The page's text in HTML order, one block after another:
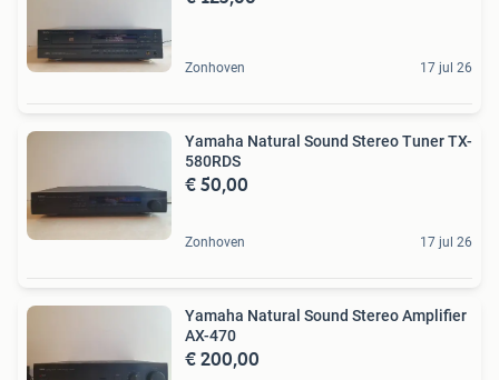
Zonhoven 17 jul 26
Yamaha Natural Sound Stereo Tuner TX-
580RDS
€ 50,00
Zonhoven 17 jul 26
Yamaha Natural Sound Stereo Amplifier
AX-470
€ 200,00